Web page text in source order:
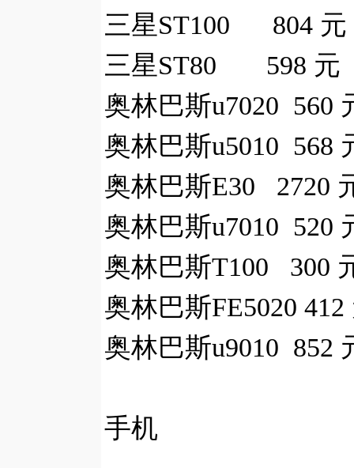
三星ST100 804 元
三星ST80 598 元
奥林巴斯u7020 560
奥林巴斯u5010 568
奥林巴斯E30 2720
奥林巴斯u7010 520
奥林巴斯T100 300
奥林巴斯FE5020 412
奥林巴斯u9010 852
手机